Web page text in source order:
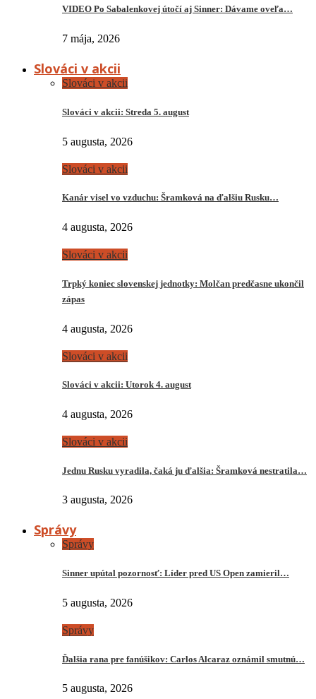
VIDEO Po Sabalenkovej útočí aj Sinner: Dávame oveľa…
7 mája, 2026
Slováci v akcii
Slováci v akcii
Slováci v akcii: Streda 5. august
5 augusta, 2026
Slováci v akcii
Kanár visel vo vzduchu: Šramková na ďalšiu Rusku…
4 augusta, 2026
Slováci v akcii
Trpký koniec slovenskej jednotky: Molčan predčasne ukončil
zápas
4 augusta, 2026
Slováci v akcii
Slováci v akcii: Utorok 4. august
4 augusta, 2026
Slováci v akcii
Jednu Rusku vyradila, čaká ju ďalšia: Šramková nestratila…
3 augusta, 2026
Správy
Správy
Sinner upútal pozornosť: Líder pred US Open zamieril…
5 augusta, 2026
Správy
Ďalšia rana pre fanúšikov: Carlos Alcaraz oznámil smutnú…
5 augusta, 2026